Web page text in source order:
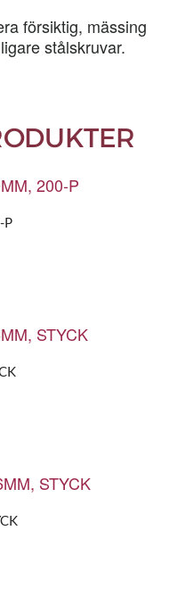
försiktig, mässing
stålskruvar.
P